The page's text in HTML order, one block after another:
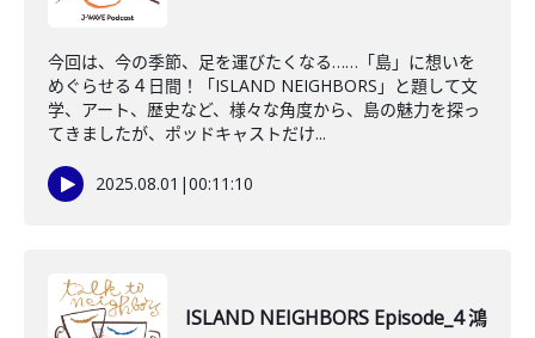
今回は、今の季節、足を運びたくなる……「島」に想いを
めぐらせる４日間！「ISLAND NEIGHBORS」と題して文
学、アート、歴史など、様々な角度から、島の魅力を探っ
てきましたが、ポッドキャストだけ...
2025.08.01 |00:11:10
ISLAND NEIGHBORS Episode_4 鴻